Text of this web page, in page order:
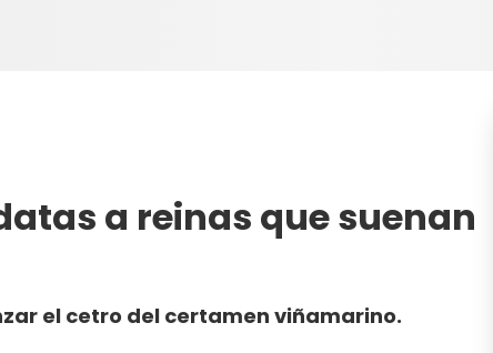
a reinas que suenan
el cetro del certamen viñamarino.